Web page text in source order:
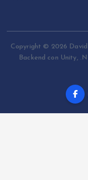
Copyright © 2026
Backend con Unity,